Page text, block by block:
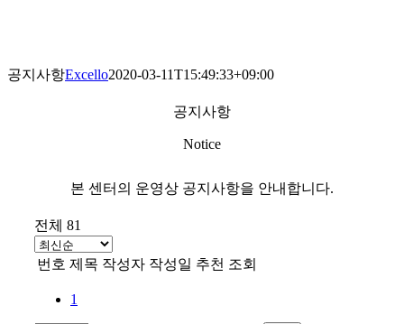
공지사항Excello2020-03-11T15:49:33+09:00
공지사항
Notice
본 센터의 운영상 공지사항을 안내합니다.
전체 81
번호 제목 작성자 작성일 추천 조회
1